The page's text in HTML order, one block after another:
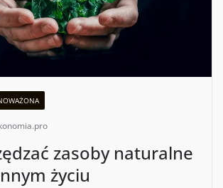
zasoby naturalne
życiu